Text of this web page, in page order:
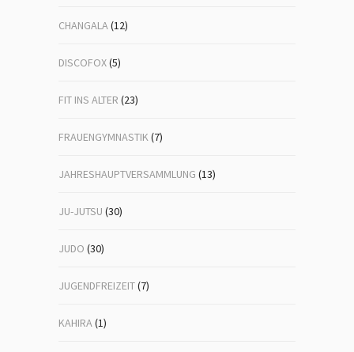
CHANGALA(12)
DISCOFOX(5)
FIT INS ALTER (23)
FRAUENGYMNASTIK(7)
JAHRESHAUPTVERSAMMLUNG (13)
JU-JUTSU (30)
JUDO (30)
JUGENDFREIZEIT(7)
KAHIRA(1)